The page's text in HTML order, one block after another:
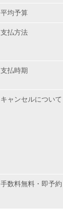
平均予算
支払方法
支払時期
キャンセルについて
手数料無料・即予約